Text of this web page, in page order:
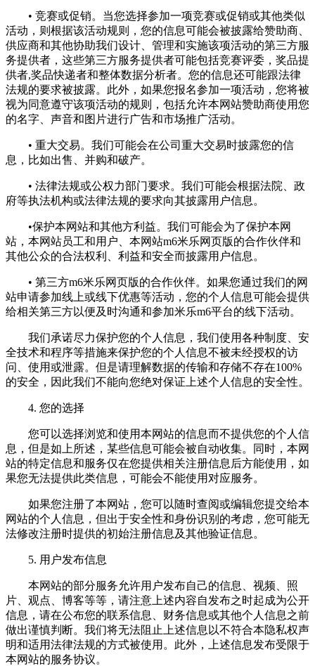
• 竞赛或促销。当您选择参加一项竞赛或促销或其他类似
活动，则根据该活动规则，您的信息可能会被披露给赞助商、
供应商和其他协助我们设计、管理和实施该项活动的第三方服
务提供者，这些第三方服务提供者可能包括竞赛评委，奖品提
供者,奖品快递者和整体数据分析者。您的信息还可能跟法律
法规的要求被披露。此外，如果您报名参加一项活动，您将被
视为同意遵守该项活动的规则，包括允许本网站赞助商使用您
的名字、声音和图片进行广告和市场推广活动。
• 重大交易。我们可能会在公司重大交易时披露您的信
息，比如出售、并购和破产。
• 法律法规或公权力部门要求。我们可能会根据法院、政
府等执法机构或法律法规的要求向其披露用户信息。
•保护本网站和其他方利益。我们可能会为了保护本网
站，本网站员工和用户、本网站m6米乐网页版的合作伙伴和
其他公众的合法权利、利益和安全而披露用户信息。
• 第三方m6米乐网页版的合作伙伴。如果您通过我们的网
站申请参加线上或线下优惠等活动，您的个人信息可能会提供
给相关第三方以便及时沟通和参加米乐m6平台的线下活动。
我们承诺尽力保护您的个人信息，我们使用各种制度、安
全技术和程序等措施来保护您的个人信息不被未经授权的访
问、使用或泄露。但是请理解数据的传输和存储不存在100%
的安全，因此我们不能向您绝对保证上述个人信息的安全性。
4. 您的选择
您可以选择浏览和使用本网站的信息而不提供您的个人信
息，但是如上所述，某些信息可能会被自动收集。同时，本网
站的特定信息和服务仅在您提供相关注册信息后方能使用，如
果您无法提供此类信息，可能会不能使用对应服务。
如果您注册了本网站，您可以随时查阅或编辑您提交给本
网站的个人信息，但出于安全性和身份识别的考虑，您可能无
法修改注册时提供的初始注册信息及其他验证信息。
5. 用户发布信息
本网站的部分服务允许用户发布自己的信息、视频、照
片、观点、博客等等，请注意上述内容自发布之时起成为公开
信息，请在公布您的联系信息、财务信息或其他个人信息之前
做出谨慎判断。我们将无法阻止上述信息以不符合本隐私权声
明和适用法律法规的方式被使用。此外，上述信息发布受限于
本网站的服务协议。